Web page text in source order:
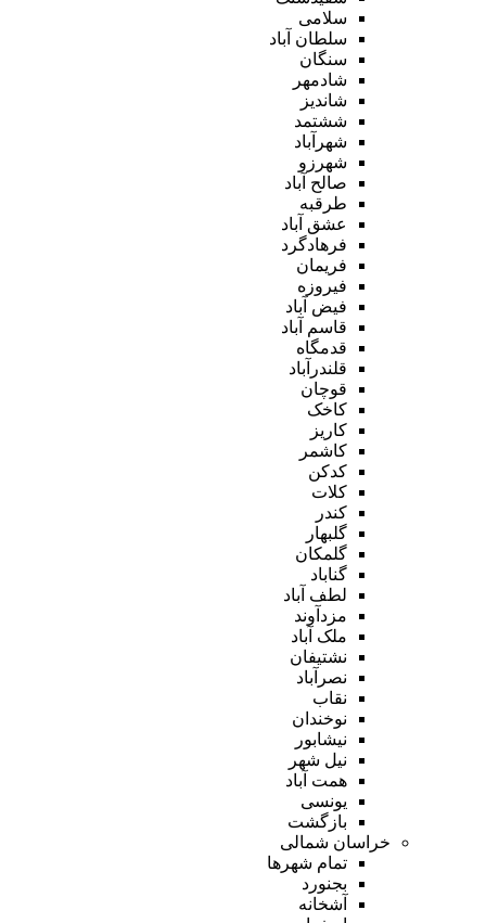
سلامی
سلطان آباد
سنگان
شادمهر
شاندیز
ششتمد
شهرآباد
شهرزو
صالح آباد
طرقبه
عشق آباد
فرهادگرد
فریمان
فیروزه
فیض آباد
قاسم آباد
قدمگاه
قلندرآباد
قوچان
کاخک
کاریز
کاشمر
کدکن
کلات
کندر
گلبهار
گلمکان
گناباد
لطف آباد
مزدآوند
ملک آباد
نشتیفان
نصرآباد
نقاب
نوخندان
نیشابور
نیل شهر
همت آباد
یونسی
بازگشت
خراسان شمالی
تمام شهر‌ها
بجنورد
آشخانه